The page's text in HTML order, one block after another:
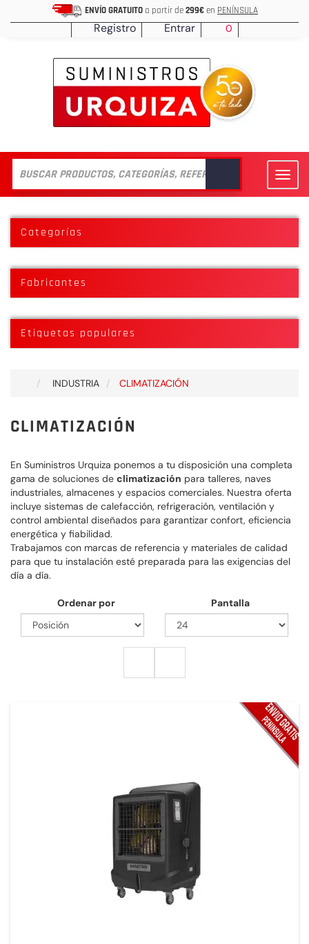
ENVÍO GRATUITOa partir de299€en PENÍNSULA
Registro Entrar 0
Categorías
Fabricantes
Etiquetas populares
INDUSTRIA CLIMATIZACIÓN
CLIMATIZACIÓN
En Suministros Urquiza ponemos a tu disposición una completa
gama de soluciones de climatización para talleres, naves
industriales, almacenes y espacios comerciales. Nuestra oferta
incluye sistemas de calefacción, refrigeración, ventilación y
control ambiental diseñados para garantizar confort, eficiencia
energética y fiabilidad.
Trabajamos con marcas de referencia y materiales de calidad
para que tu instalación esté preparada para las exigencias del
día a día.
Ordenar por Pantalla